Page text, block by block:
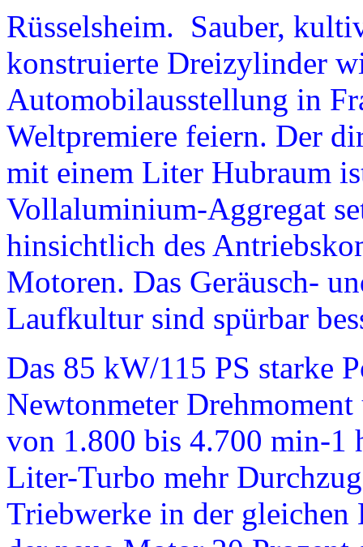
Rüsselsheim. Sauber,
konstruierte Dreizylinder
Automobilausstellung in
Weltpremiere feiern. Der
mit einem Liter Hubraum
Vollaluminium-Aggregat
hinsichtlich des
Motoren. Das Geräusch-
Laufkultur sind spürbar
Das 85 kW/115 PS starke
Newtonmeter
von 1.800 bis 4.700 min-1
Liter-Turbo mehr
Triebwerke in der gleichen